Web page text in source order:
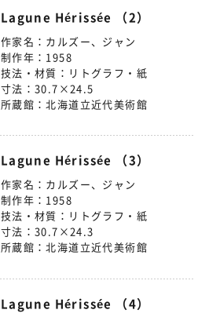
Lagune Hérissée （2）
作家名： カルズー、ジャン
制作年： 1958
技法・材質： リトグラフ・紙
寸法： 30.7×24.5
所蔵館： 北海道立近代美術館
Lagune Hérissée （3）
作家名： カルズー、ジャン
制作年： 1958
技法・材質： リトグラフ・紙
寸法： 30.7×24.3
所蔵館：北海道立近代美術館
Lagune Hérissée （4）